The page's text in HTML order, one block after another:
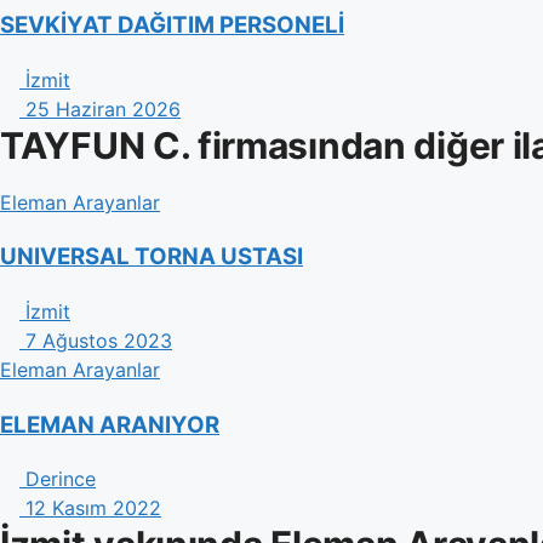
SEVKİYAT DAĞITIM PERSONELİ
İzmit
25 Haziran 2026
TAYFUN C. firmasından diğer
Eleman Arayanlar
UNIVERSAL TORNA USTASI
İzmit
7 Ağustos 2023
Eleman Arayanlar
ELEMAN ARANIYOR
Derince
12 Kasım 2022